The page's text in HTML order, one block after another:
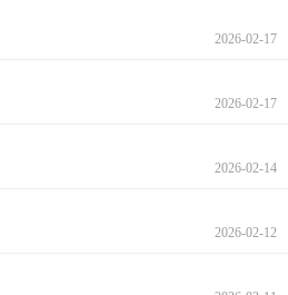
2026-02-17
2026-02-17
2026-02-14
2026-02-12